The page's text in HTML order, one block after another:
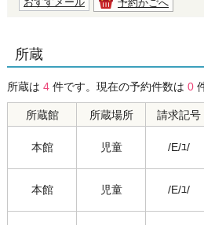
予約かごへ
所蔵
所蔵は 4 件です。現在の予約件数は 0
所蔵館 所蔵場所 請求記号
本館 児童 /E/ﾕ/
本館 児童 /E/ﾕ/